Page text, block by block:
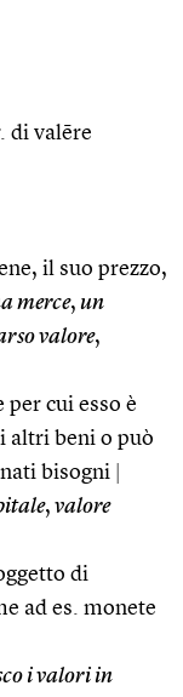
di valēre
il suo prezzo,
merce, un
valore,
cui esso è
altri beni o può
bisogni
, valore
di
ad es. monete
i valori in